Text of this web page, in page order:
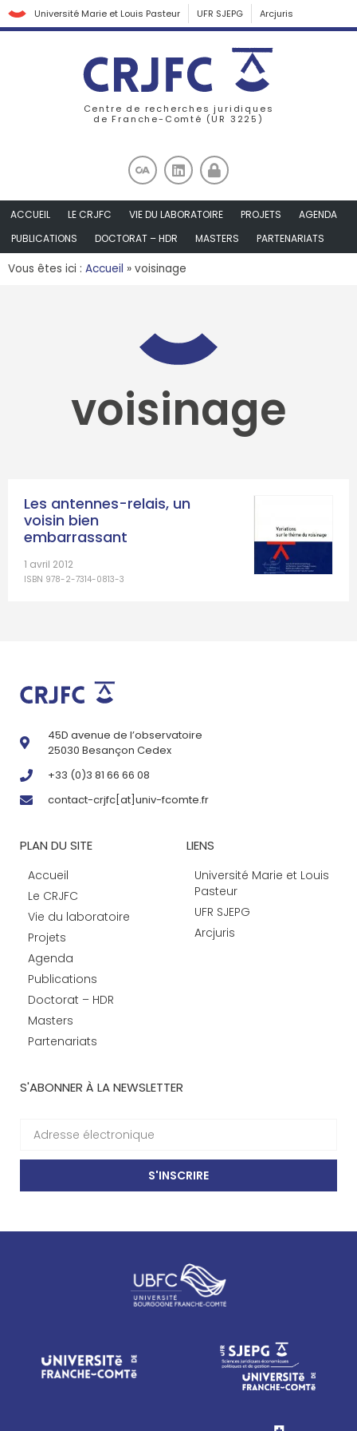
Université Marie et Louis Pasteur UFR SJEPG Arcjuris
Centre de recherches juridiques
de Franche-Comté (UR 3225)
ACCUEIL LE CRJFC VIE DU LABORATOIRE PROJETS
AGENDA
PUBLICATIONS
DOCTORAT – HDR MASTERS PARTENARIATS
Vous êtes ici : Accueil » voisinage
voisinage
Les antennes-relais, un
voisin bien
embarrassant
1 avril 2012
ISBN 978-2-7314-0813-3
45D avenue de l’observatoire
25030 Besançon Cedex
+33 (0)3 81 66 66 08
contact-crjfc[at]univ-fcomte.fr
PLAN DU SITE
Accueil
Le CRJFC
Vie du laboratoire
Projets
Agenda
Publications
Doctorat – HDR
Masters
Partenariats
LIENS
Université Marie et Louis
Pasteur
UFR SJEPG
Arcjuris
S'ABONNER À LA NEWSLETTER
S'INSCRIRE